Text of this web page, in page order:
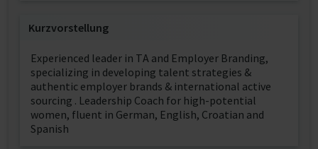
Kurzvorstellung
Experienced leader in TA and Employer Branding,
specializing in developing talent strategies &
authentic employer brands & international active
sourcing . Leadership Coach for high-potential
women, fluent in German, English, Croatian and
Spanish